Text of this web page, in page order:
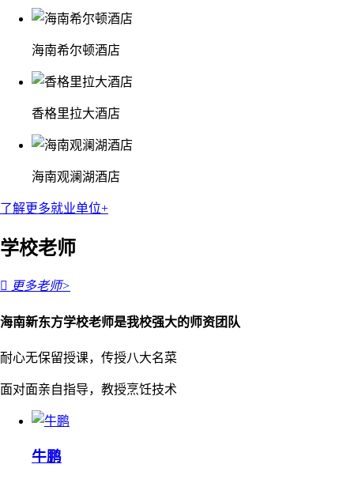
海南希尔顿酒店
香格里拉大酒店
海南观澜湖酒店
了解更多就业单位+
学校老师
 更多老师>
海南新东方学校老师是我校强大的师资团队
耐心无保留授课，传授八大名菜
面对面亲自指导，教授烹饪技术
牛鹏